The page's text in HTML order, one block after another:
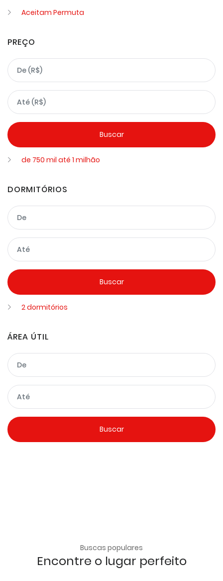
Aceitam Permuta
PREÇO
de 750 mil até 1 milhão
DORMITÓRIOS
2 dormitórios
ÁREA ÚTIL
Buscas populares
Encontre o lugar perfeito